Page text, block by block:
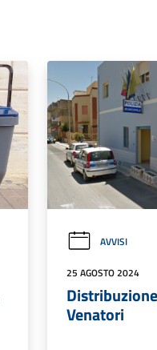
AVVISI
25 AGOSTO 2024
Venatori